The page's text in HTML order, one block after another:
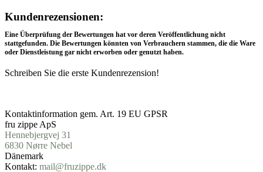
Rezensionen
Kundenrezensionen:
Eine Überprüfung der Bewertungen hat vor deren Veröffentlichung nicht
stattgefunden. Die Bewertungen könnten von Verbrauchern stammen, die die Ware
oder Dienstleistung gar nicht erworben oder genutzt haben.
Schreiben Sie die erste Kundenrezension!
Kontaktinformation gem. Art. 19 EU GPSR
fru zippe ApS
Hennebjergvej 31
6830 Nørre Nebel
Dänemark
Kontakt: mail@fruzippe.dk